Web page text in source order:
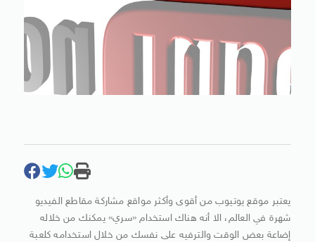
يعتبر موقع يوتيوب من أقوى وأكثر مواقع مشاركة مقاطع الفيديو
شهرة في العالم، الا أنه هناك استخدام «سري» يمكنك من خلاله
إضاعة بعض الوقت والترفيه على نفسك من خلال استخدامه كلعبة